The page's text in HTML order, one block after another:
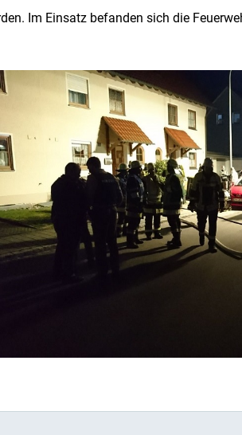
Im Einsatz befanden sich die